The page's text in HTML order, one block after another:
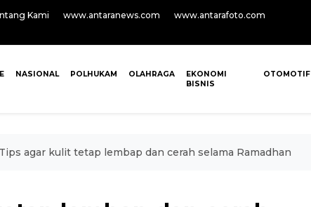
Kami www.antaranews.com
www.antarafoto.com
NASIONAL POLHUKAM OLAHRAGA
EKONOMI
BISNIS
OTOMOTIF
Tips agar kulit tetap lembap dan cerah selama Ramadhan